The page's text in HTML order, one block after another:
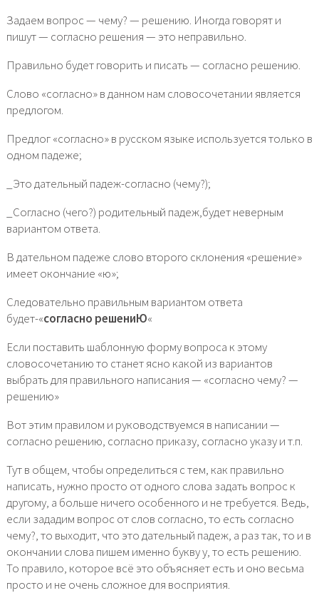
Задаем вопрос — чему? — решению. Иногда говорят и
пишут — согласно решения — это неправильно.
Правильно будет говорить и писать — согласно решению.
Слово «согласно» в данном нам словосочетании является
предлогом.
Предлог «согласно» в русском языке используется только в
одном падеже;
_Это дательный падеж-согласно (чему?);
_Согласно (чего?) родительный падеж,будет неверным
вариантом ответа.
В дательном падеже слово второго склонения «решение»
имеет окончание «ю»;
Следовательно правильным вариантом ответа
будет-«согласно решениЮ«
Если поставить шаблонную форму вопроса к этому
словосочетанию то станет ясно какой из вариантов
выбрать для правильного написания — «согласно чему? —
решению»
Вот этим правилом и руководствуемся в написании —
согласно решению, согласно приказу, согласно указу и т.п.
Тут в общем, чтобы определиться с тем, как правильно
написать, нужно просто от одного слова задать вопрос к
другому, а больше ничего особенного и не требуется. Ведь,
если зададим вопрос от слов согласно, то есть согласно
чему?, то выходит, что это дательный падеж, а раз так, то и в
окончании слова пишем именно букву у, то есть решению.
То правило, которое всё это объясняет есть и оно весьма
просто и не очень сложное для восприятия.